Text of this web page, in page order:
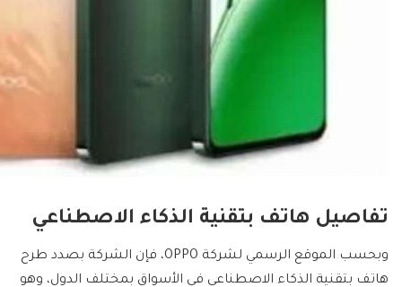
تفاصيل هاتف بتقنية الذكاء الاصطناعي
وبحسب الموقع الرسمي لشركة OPPO، فإن الشركة بصدد طرح
هاتف بتقنية الذكاء الاصطناعي في الأسواق بمختلف الدول، وهو